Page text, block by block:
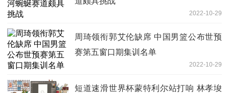
2022-10-29
周琦领衔郭艾伦缺席 中国男篮公布世预
赛第五窗口期集训名单
2022-10-29
短道速滑世界杯蒙特利尔站打响 林孝埈